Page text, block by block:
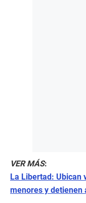
VER MÁS:
La Libertad: Ubican
menores y detienen